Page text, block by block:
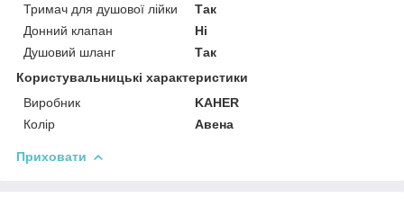
Тримач для душової лійки
Так
Донний клапан
Ні
Душовий шланг
Так
Користувальницькі характеристики
Виробник
KAHER
Колір
Авена
Приховати